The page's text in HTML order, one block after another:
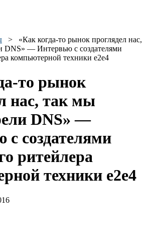
> «Как когда-то рынок проглядел нас,
DNS» — Интервью с создателями
компьютерной техники e2e4
то рынок
нас, так мы
DNS» —
создателями
ритейлера
техники e2e4